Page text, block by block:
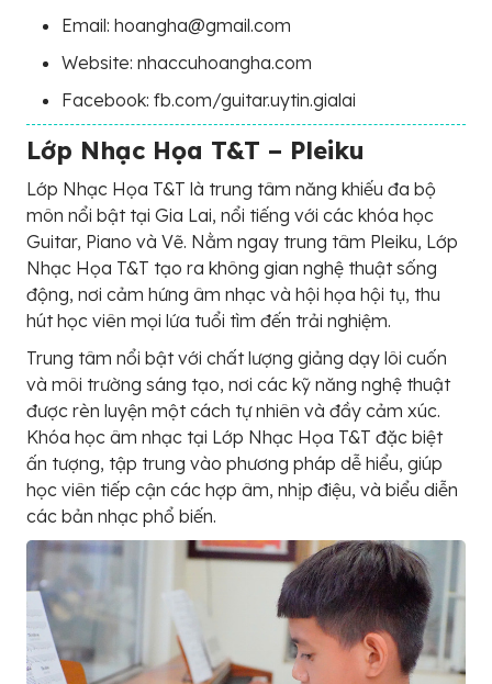
Email: hoangha@gmail.com
Website: nhaccuhoangha.com
Facebook: fb.com/guitar.uytin.gialai
Lớp Nhạc Họa T&T – Pleiku
Lớp Nhạc Họa T&T là trung tâm năng khiếu đa bộ
môn nổi bật tại Gia Lai, nổi tiếng với các khóa học
Guitar, Piano và Vẽ. Nằm ngay trung tâm Pleiku, Lớp
Nhạc Họa T&T tạo ra không gian nghệ thuật sống
động, nơi cảm hứng âm nhạc và hội họa hội tụ, thu
hút học viên mọi lứa tuổi tìm đến trải nghiệm.
Trung tâm nổi bật với chất lượng giảng dạy lôi cuốn
và môi trường sáng tạo, nơi các kỹ năng nghệ thuật
được rèn luyện một cách tự nhiên và đầy cảm xúc.
Khóa học âm nhạc tại Lớp Nhạc Họa T&T đặc biệt
ấn tượng, tập trung vào phương pháp dễ hiểu, giúp
học viên tiếp cận các hợp âm, nhịp điệu, và biểu diễn
các bản nhạc phổ biến.